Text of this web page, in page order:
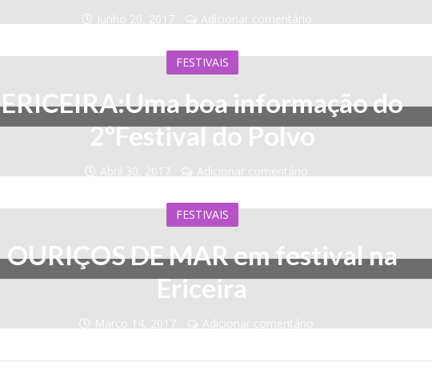
Junho 20, 2017 Adicionar comentário
FESTIVAIS
ERICEIRA:Uma boa informação do
2ºFestival do Polvo
Abril 30, 2017 Adicionar comentário
FESTIVAIS
OURIÇOS DE MAR em festival na
Ericeira
Março 14, 2017 Adicionar comentário